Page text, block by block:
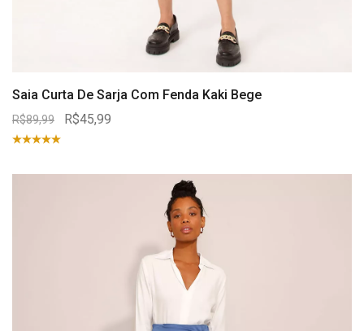
Saia Curta De Sarja Com Fenda Kaki Bege
R$89,99 R$45,99